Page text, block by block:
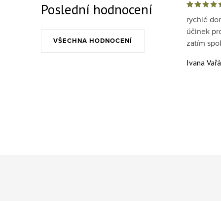
Poslední hodnocení
VŠECHNA HODNOCENÍ
rychlé
účinek
zatím
Ivana